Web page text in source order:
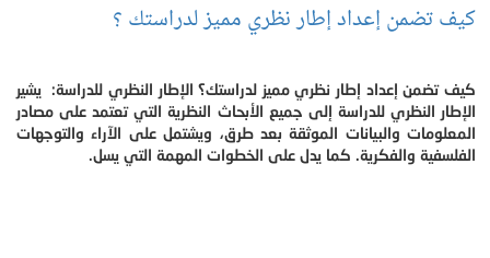
كيف تضمن إعداد إطار نظري مميز لدراستك ؟
كيف تضمن إعداد إطار نظري مميز لدراستك؟ الإطار النظري للدراسة: يشير
الإطار النظري للدراسة إلى جميع الأبحاث النظرية التي تعتمد على مصادر
المعلومات والبيانات الموثقة بعد طرق، ويشتمل على الآراء والتوجهات
الفلسفية والفكرية. كما يدل على الخطوات المهمة التي يسل.